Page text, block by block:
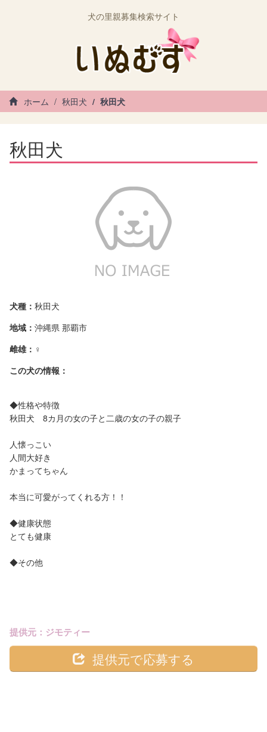
犬の里親募集検索サイト
ホーム 秋田犬 秋田犬
秋田犬
犬種：秋田犬
地域：沖縄県 那覇市
雌雄： ♀
この犬の情報：
◆性格や特徴
秋田犬 8カ月の女の子と二歳の女の子の親子
人懐っこい
人間大好き
かまってちゃん
本当に可愛がってくれる方！！
◆健康状態
とても健康
◆その他
提供元：ジモティー
提供元で応募する